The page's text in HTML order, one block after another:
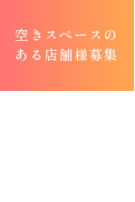
空きスペースの
ある店舗様募集